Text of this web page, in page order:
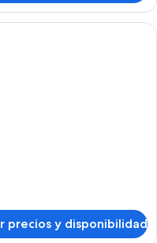
de hotel con comedor,
precios y disponibilidad